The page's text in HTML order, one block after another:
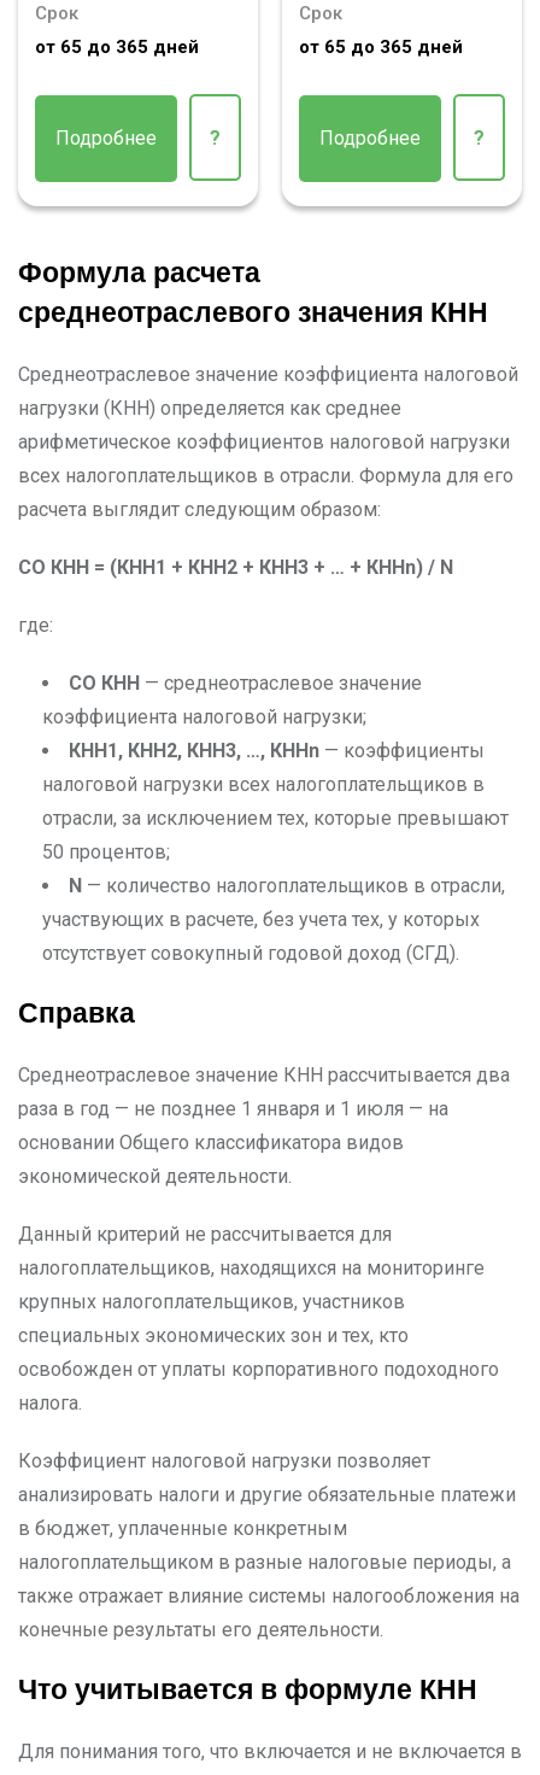
Срок
от 65 до 365 дней
Подробнее ?
Срок
от 65 до 365 дней
Подробнее ?
Формула расчета
среднеотраслевого значения КНН
Среднеотраслевое значение коэффициента налоговой
нагрузки (КНН) определяется как среднее
арифметическое коэффициентов налоговой нагрузки
всех налогоплательщиков в отрасли. Формула для его
расчета выглядит следующим образом:
СО КНН = (КНН1 + КНН2 + КНН3 + … + КННn) / N
где:
СО КНН — среднеотраслевое значение
коэффициента налоговой нагрузки;
КНН1, КНН2, КНН3, …, КННn — коэффициенты
налоговой нагрузки всех налогоплательщиков в
отрасли, за исключением тех, которые превышают
50 процентов;
N — количество налогоплательщиков в отрасли,
участвующих в расчете, без учета тех, у которых
отсутствует совокупный годовой доход (СГД).
Справка
Среднеотраслевое значение КНН рассчитывается два
раза в год — не позднее 1 января и 1 июля — на
основании Общего классификатора видов
экономической деятельности.
Данный критерий не рассчитывается для
налогоплательщиков, находящихся на мониторинге
крупных налогоплательщиков, участников
специальных экономических зон и тех, кто
освобожден от уплаты корпоративного подоходного
налога.
Коэффициент налоговой нагрузки позволяет
анализировать налоги и другие обязательные платежи
в бюджет, уплаченные конкретным
налогоплательщиком в разные налоговые периоды, а
также отражает влияние системы налогообложения на
конечные результаты его деятельности.
Что учитывается в формуле КНН
Для понимания того, что включается и не включается в